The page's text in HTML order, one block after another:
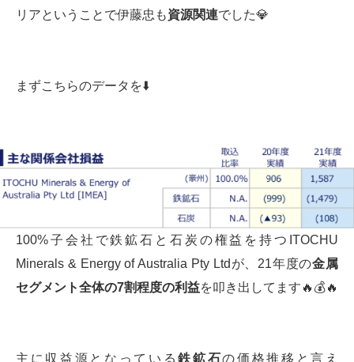
リアということで伊藤忠も資源関連でした💎
まずこちらのデータを⬇️
100%子会社で鉄鉱石と石炭の権益を持つITOCHU
Minerals & Energy of Australia Pty Ltdが、21年度の金属
セグメント全体の7割程度の利益を叩き出してます🔥💰🔥
主に収益源となっている鉄鉱石の価格推移と言え